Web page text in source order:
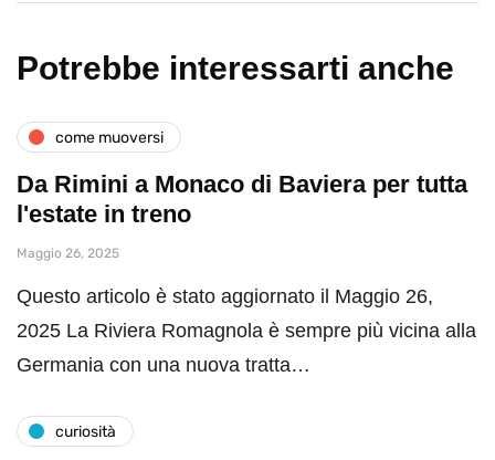
Potrebbe interessarti anche
come muoversi
Da Rimini a Monaco di Baviera per tutta
l'estate in treno
Maggio 26, 2025
Questo articolo è stato aggiornato il Maggio 26,
2025 La Riviera Romagnola è sempre più vicina alla
Germania con una nuova tratta…
curiosità